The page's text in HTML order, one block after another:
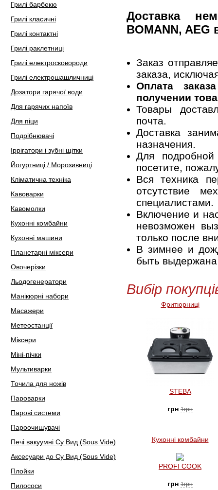
Грилі барбекю
Грилі класичні
Грилі контактні
Грилі раклетниці
Грилі електросковороди
Грилі електрошашличниці
Дозатори гарячої води
Для гарячих напоїв
Для піци
Подрібнювачі
Іррігатори і зубні щітки
Йогуртниці / Морозивниці
Кліматична техніка
Кавоварки
Кавомолки
Кухонні комбайни
Кухонні машини
Планетарні міксери
Овочерізки
Льодогенератори
Манікюрні набори
Масажери
Метеостанції
Міксери
Міні-пічки
Мультиварки
Точила для ножів
Пароварки
Парові системи
Пароочищувачі
Печі вакуумні Су Вид (Sous Vide)
Аксесуари до Су Вид (Sous Vide)
Плойки
Пилососи
Доставка
BOMANN, AEG
Заказ
заказа,
Оплата
получении
Товары
почта.
Доставка
назначения.
Для
посетите,
Вся техника
отсутствие
специалистами.
Включение и
невозможен
только после
В зимнее и
быть
Вибір
Фритюрниці
STEBA
грн 1грн
Кухонні комбайни
PROFI COOK
грн 1грн